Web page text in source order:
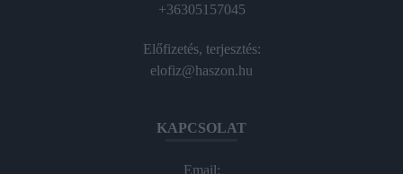
+36305157045
Előfizetés, terjesztés:
elofiz@haszon.hu
KAPCSOLAT
Email: